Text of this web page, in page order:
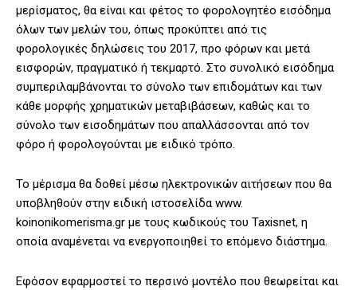
μερίσματος, θα είναι και φέτος το φορολογητέο εισόδημα
όλων των μελών του, όπως προκύπτει από τις
φορολογικές δηλώσεις του 2017, προ φόρων και μετά
εισφορών, πραγματικό ή τεκμαρτό. Στο συνολικό εισόδημα
συμπεριλαμβάνονται το σύνολο των επιδομάτων και των
κάθε μορφής χρηματικών μεταβιβάσεων, καθώς και το
σύνολο των εισοδημάτων που απαλλάσσονται από τον
φόρο ή φορολογούνται με ειδικό τρόπο.
Το μέρισμα θα δοθεί μέσω ηλεκτρονικών αιτήσεων που θα
υποβληθούν στην ειδική ιστοσελίδα www.
koinonikomerisma.gr με τους κωδικούς του Taxisnet, η
οποία αναμένεται να ενεργοποιηθεί το επόμενο διάστημα.
Εφόσον εφαρμοστεί το περσινό μοντέλο που θεωρείται και